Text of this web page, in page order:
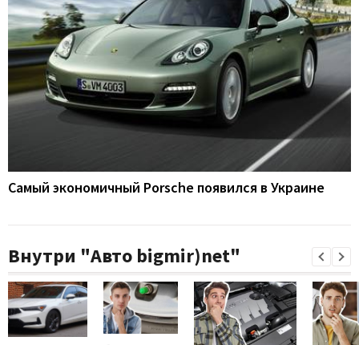
Самый экономичный Porsche появился в Украине
Внутри "Авто bigmir)net"